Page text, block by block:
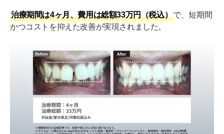
治療期間は4ヶ月、費用は総額33万円（税込）
で、短期間
かつコストを抑えた改善が実現されました。